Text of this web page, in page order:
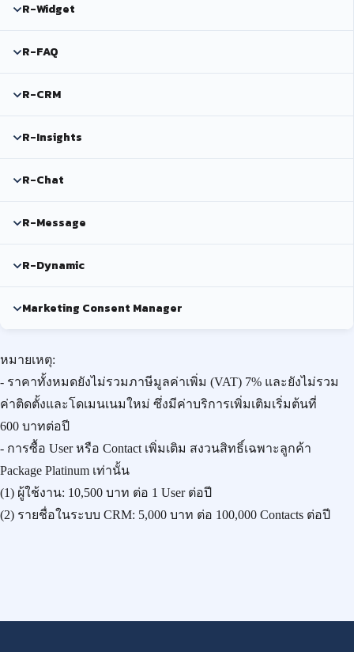
R-Widget
R-FAQ
R-CRM
R-Insights
R-Chat
R-Message
R-Dynamic
Marketing Consent Manager
หมายเหตุ:
- ราคาทั้งหมดยังไม่รวมภาษีมูลค่าเพิ่ม (VAT) 7% และยังไม่รวม
ค่าติดตั้งและโดเมนเนมใหม่ ซึ่งมีค่าบริการเพิ่มเติมเริ่มต้นที่
600 บาทต่อปี
- การซื้อ User หรือ Contact เพิ่มเติม สงวนสิทธิ์เฉพาะลูกค้า
Package Platinum เท่านั้น
(1) ผู้ใช้งาน: 10,500 บาท ต่อ 1 User ต่อปี
(2) รายชื่อในระบบ CRM: 5,000 บาท ต่อ 100,000 Contacts ต่อปี